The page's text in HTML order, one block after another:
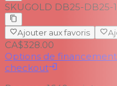
SKUGOLD DB25-DB25-
Ajouter aux favoris
CA$328.00
Options de
checkout